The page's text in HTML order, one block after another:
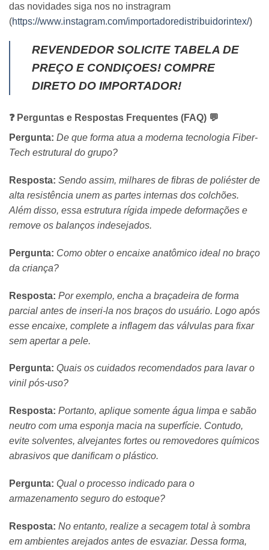
das novidades siga nos no instragram
(https://www.instagram.com/importadoredistribuidorintex/)
REVENDEDOR SOLICITE TABELA DE
PREÇO E CONDIÇOES! COMPRE
DIRETO DO IMPORTADOR!
❓ Perguntas e Respostas Frequentes (FAQ) 💬
Pergunta: De que forma atua a moderna tecnologia Fiber-
Tech estrutural do grupo?
Resposta: Sendo assim, milhares de fibras de poliéster de
alta resistência unem as partes internas dos colchões.
Além disso, essa estrutura rígida impede deformações e
remove os balanços indesejados.
Pergunta: Como obter o encaixe anatômico ideal no braço
da criança?
Resposta: Por exemplo, encha a braçadeira de forma
parcial antes de inseri-la nos braços do usuário. Logo após
esse encaixe, complete a inflagem das válvulas para fixar
sem apertar a pele.
Pergunta: Quais os cuidados recomendados para lavar o
vinil pós-uso?
Resposta: Portanto, aplique somente água limpa e sabão
neutro com uma esponja macia na superfície. Contudo,
evite solventes, alvejantes fortes ou removedores químicos
abrasivos que danificam o plástico.
Pergunta: Qual o processo indicado para o
armazenamento seguro do estoque?
Resposta: No entanto, realize a secagem total à sombra
em ambientes arejados antes de esvaziar. Dessa forma,